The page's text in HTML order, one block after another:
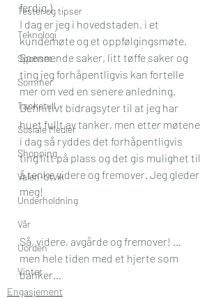
Tester og tipser
Teknologi
Sponset
Sommer
Tanketull
Sosiale Medier
Shopping
Valen-Utvik
Underholdning
Vår
Uorden
Vinter
ferdig.)
I dag er jeg i hovedstaden, i et
kundemøte og et oppfølgingsmøte.
Spennende saker, litt tøffe saker og
ting jeg forhåpentligvis kan fortelle
mer om ved en senere anledning.
Definitivt bidragsyter til at jeg har
huet fullt av tanker, men etter møtene
i dag så ryddes det forhåpentligvis
ting litt på plass og det gis mulighet til
å tenke videre og fremover. Jeg gleder
meg!
Så, videre, avgårde og fremover! …
men hele tiden med et hjerte som
banker…
Engasjement